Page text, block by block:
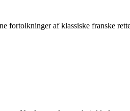
fortolkninger af klassiske franske